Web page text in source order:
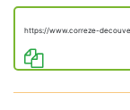
https://www.correze-